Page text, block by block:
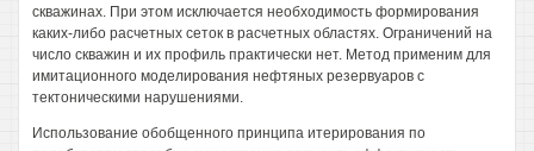
скважинах. При этом исключается необходимость формирования
каких-либо расчетных сеток в расчетных областях. Ограничений на
число скважин и их профиль практически нет. Метод применим для
имитационного моделирования нефтяных резервуаров с
тектоническими нарушениями.
Использование обобщенного принципа итерирования по